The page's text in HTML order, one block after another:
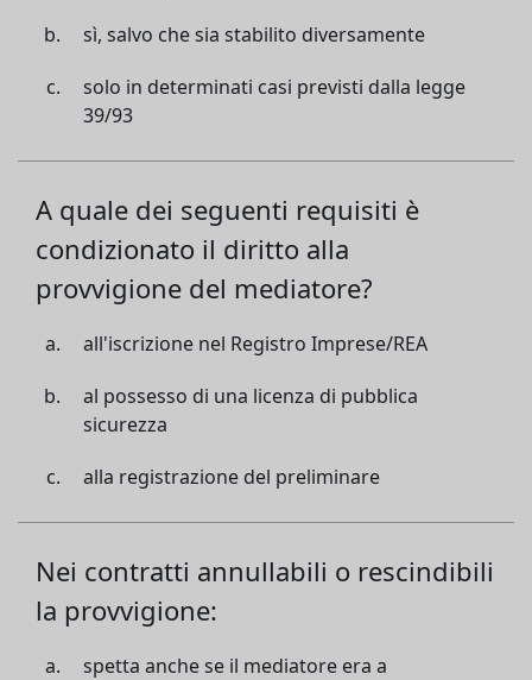
sì, salvo che sia stabilito diversamente
solo in determinati casi previsti dalla legge
39/93
A quale dei seguenti requisiti è
condizionato il diritto alla
provvigione del mediatore?
all'iscrizione nel Registro Imprese/REA
al possesso di una licenza di pubblica
sicurezza
alla registrazione del preliminare
Nei contratti annullabili o rescindibili
la provvigione:
spetta anche se il mediatore era a